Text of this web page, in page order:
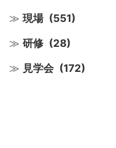
現場 (551)
研修 (28)
見学会 (172)